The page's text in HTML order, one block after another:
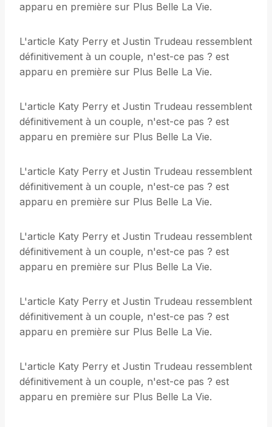
apparu en première sur Plus Belle La Vie.
L'article Katy Perry et Justin Trudeau ressemblent
définitivement à un couple, n'est-ce pas ? est
apparu en première sur Plus Belle La Vie.
L'article Katy Perry et Justin Trudeau ressemblent
définitivement à un couple, n'est-ce pas ? est
apparu en première sur Plus Belle La Vie.
L'article Katy Perry et Justin Trudeau ressemblent
définitivement à un couple, n'est-ce pas ? est
apparu en première sur Plus Belle La Vie.
L'article Katy Perry et Justin Trudeau ressemblent
définitivement à un couple, n'est-ce pas ? est
apparu en première sur Plus Belle La Vie.
L'article Katy Perry et Justin Trudeau ressemblent
définitivement à un couple, n'est-ce pas ? est
apparu en première sur Plus Belle La Vie.
L'article Katy Perry et Justin Trudeau ressemblent
définitivement à un couple, n'est-ce pas ? est
apparu en première sur Plus Belle La Vie.